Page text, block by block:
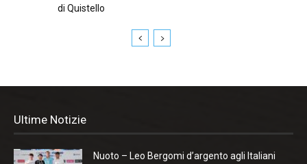
di Quistello
Ultime Notizie
Nuoto – Leo Bergomi d’argento agli Italiani